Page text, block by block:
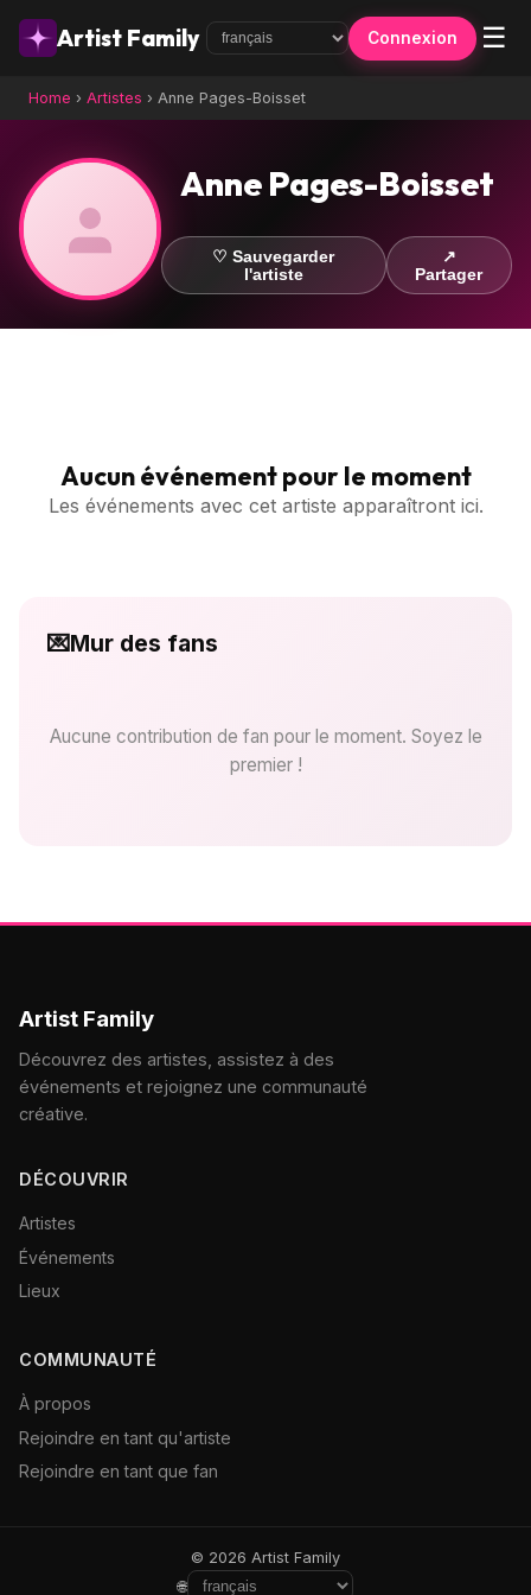
Artist Family Connexion ☰
Home › Artistes › Anne Pages-Boisset
Anne Pages-Boisset
♡ Sauvegarder
l'artiste
↗
Partager
Aucun événement pour le moment
Les événements avec cet artiste apparaîtront ici.
💌Mur des fans
Aucune contribution de fan pour le moment. Soyez le
premier !
Artist Family
Découvrez des artistes, assistez à des
événements et rejoignez une communauté
créative.
DÉCOUVRIR
Artistes
Événements
Lieux
COMMUNAUTÉ
À propos
Rejoindre en tant qu'artiste
Rejoindre en tant que fan
© 2026 Artist Family
🌐